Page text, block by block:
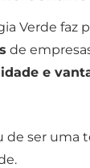
Verde faz
de
e
de ser uma